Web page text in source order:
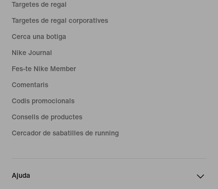
Targetes de regal
Targetes de regal corporatives
Cerca una botiga
Nike Journal
Fes-te Nike Member
Comentaris
Codis promocionals
Consells de productes
Cercador de sabatilles de running
Ajuda